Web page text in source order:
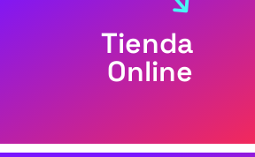
Tienda
Online